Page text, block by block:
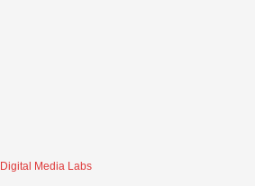
Digital Media Labs